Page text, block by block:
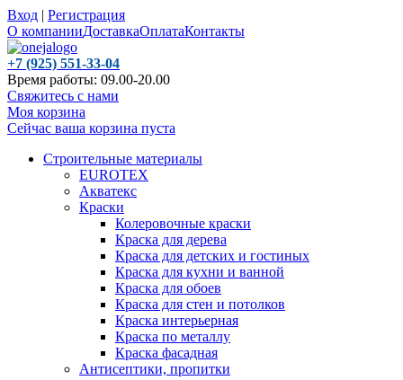
Вход | Регистрация
О компанииДоставкаОплатаКонтакты
+7 (925) 551-33-04
Время работы: 09.00-20.00
Свяжитесь с нами
Моя корзина
Сейчас ваша корзина пуста
Строительные материалы
EUROTEX
Акватекс
Краски
Колеровочные краски
Краска для дерева
Краска для детских и гостиных
Краска для кухни и ванной
Краска для обоев
Краска для стен и потолков
Краска интерьерная
Краска по металлу
Краска фасадная
Антисептики, пропитки